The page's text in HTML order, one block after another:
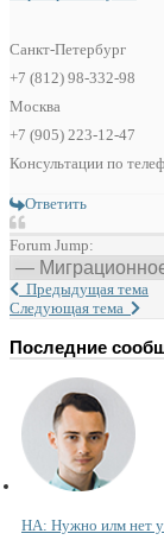
Санкт-Петербург
+7 (812) 98-332-98
Москва
+7 (905) 223-12-47
Консультации по
Ответить
Forum Jump:
Предыдущая тема
Следующая тема
Последние
НА: Нужно илм нет